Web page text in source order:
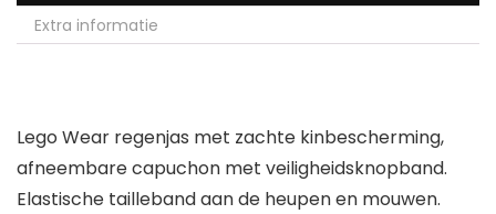
Extra informatie
Lego Wear regenjas met zachte kinbescherming,
afneembare capuchon met veiligheidsknopband.
Elastische tailleband aan de heupen en mouwen.